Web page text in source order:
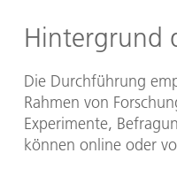
Hintergrund
Die Durchführung
Rahmen von
Experimente,
können online oder